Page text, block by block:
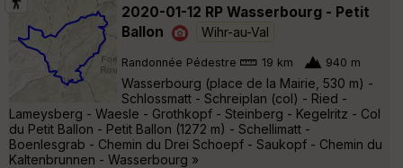
2020-01-12 RP Wasserbourg - Petit
Ballon
Wihr-au-Val
Randonnée Pédestre 19 km 940 m
Wasserbourg (place de la Mairie, 530 m) -
Schlossmatt - Schreiplan (col) - Ried -
Lameysberg - Waesle - Grothkopf - Steinberg - Kegelritz - Col
du Petit Ballon - Petit Ballon (1272 m) - Schellimatt -
Boenlesgrab - Chemin du Drei Schoepf - Saukopf - Chemin du
Kaltenbrunnen - Wasserbourg »